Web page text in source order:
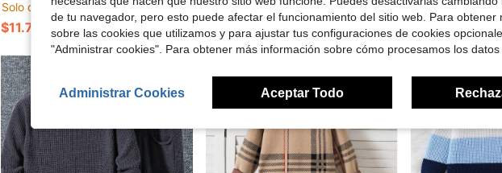
Solo quedan 6
$11.77
Solo quedan 7
-11%
$19.49
de tu navegador, pero esto puede afectar el funcionamiento del sitio web. Para obtener
sobre las cookies que utilizamos y para ajustar tus configuraciones de cookies
"Administrar cookies". Para obtener más información sobre cómo procesamos los datos
Administrar Cookies Aceptar Todo